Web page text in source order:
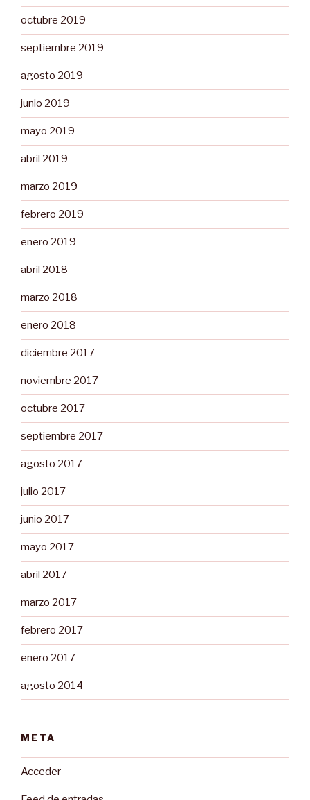
octubre 2019
septiembre 2019
agosto 2019
junio 2019
mayo 2019
abril 2019
marzo 2019
febrero 2019
enero 2019
abril 2018
marzo 2018
enero 2018
diciembre 2017
noviembre 2017
octubre 2017
septiembre 2017
agosto 2017
julio 2017
junio 2017
mayo 2017
abril 2017
marzo 2017
febrero 2017
enero 2017
agosto 2014
META
Acceder